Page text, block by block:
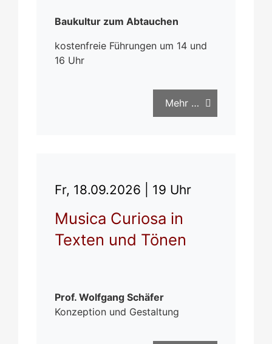
Baukultur zum Abtauchen
kostenfreie Führungen um 14 und
16 Uhr
Mehr …
Fr, 18.09.2026 | 19 Uhr
Musica Curiosa in
Texten und Tönen
Prof. Wolfgang Schäfer
Konzeption und Gestaltung